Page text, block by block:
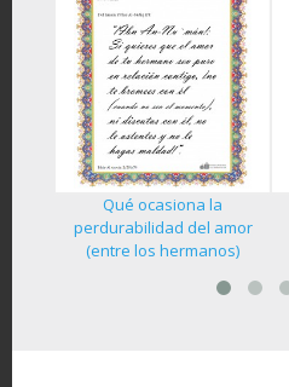
Qué ocasiona la
perdurabilidad del amor
(entre los hermanos)